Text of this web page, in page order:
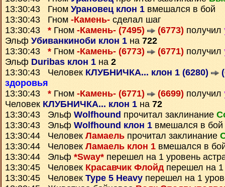
13:30:43 Гном Урановец клон 1 вмешался в бой
13:30:43 Гном -Камень- сделал шаг
13:30:43 * Гном -Камень- (7495) (6773) получил
Эльф Убиванкиноби клон 1 на 722
13:30:43 * Гном -Камень- (6773) (6771) получил
Эльф Duribas клон 1 на 2
13:30:43 Человек КЛУБНИЧКА... клон 1 (6280)
здоровья
13:30:43 * Гном -Камень- (6771) (6699) получил
Человек КЛУБНИЧКА... клон 1 на 72
13:30:43 Эльф Wolfhound прочитал заклинание
13:30:43 Эльф Wolfhound клон 1 вмешался в бой
13:30:44 Человек Ламаель прочитал заклинание
13:30:44 Человек Ламаель клон 1 вмешался в
13:30:44 Эльф *Sway* перешел на 1 уровень
13:30:45 Человек Красавчик Флойдперешел на 1
13:30:45 Человек Type 5 Heavy перешел на 1